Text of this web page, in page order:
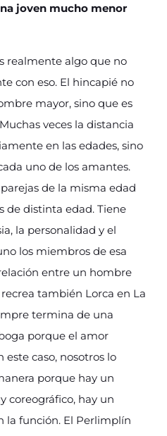
joven mucho menor
realmente algo que no
con eso. El hincapié no
mayor, sino que es
veces la distancia
en las edades, sino
uno de los amantes.
de la misma edad
de distinta edad. Tiene
la personalidad y el
los miembros de esa
entre un hombre
también Lorca en La
termina de una
porque el amor
este caso, nosotros lo
porque hay un
coreográfico, hay un
la función. El Perlimplín